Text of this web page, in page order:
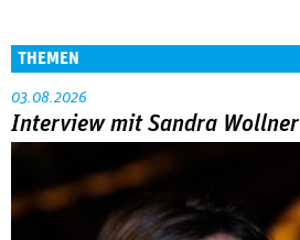
THEMEN
03.08.2026
Interview mit Sandra Wollner